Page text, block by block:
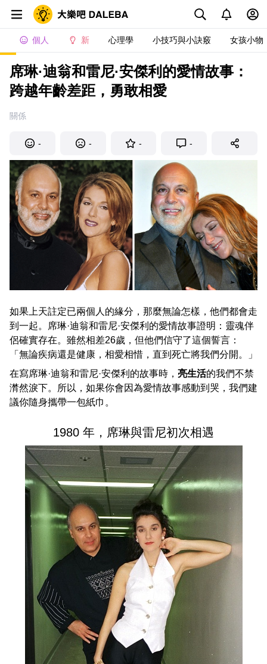
個人 新 心理學 小技巧與小訣竅 女孩小物
席琳·迪翁和雷尼·安傑利的愛情故事：
跨越年齡差距，勇敢相愛
關係
- - - -
如果上天註定已兩個人的緣分，那麼無論怎樣，他們都會走
到一起。席琳·迪翁和雷尼·安傑利的愛情故事證明：靈魂伴
侶確實存在。雖然相差26歲，但他們信守了這個誓言：
「無論疾病還是健康，相愛相惜，直到死亡將我們分開。」
在寫席琳·迪翁和雷尼·安傑利的故事時， 亮生活的我們不禁
潸然淚下。所以，如果你會因為愛情故事感動到哭，我們建
議你隨身攜帶一包紙巾。
1980 年，席琳與雷尼初次相遇